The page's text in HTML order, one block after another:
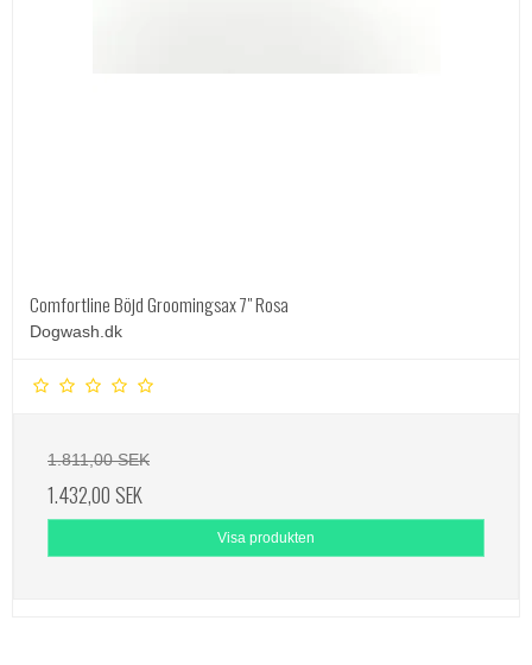
Comfortline Böjd Groomingsax 7" Rosa
Dogwash.dk
1.811,00 SEK
1.432,00 SEK
Visa produkten